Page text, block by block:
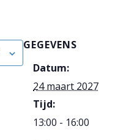
GEGEVENS
Datum:
24 maart 2027
Tijd:
13:00 - 16:00